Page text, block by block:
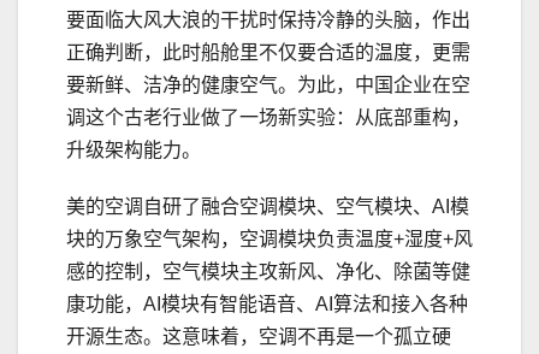
要面临大风大浪的干扰时保持冷静的头脑，作出
正确判断，此时船舱里不仅要合适的温度，更需
要新鲜、洁净的健康空气。为此，中国企业在空
调这个古老行业做了一场新实验：从底部重构，
升级架构能力。
美的空调自研了融合空调模块、空气模块、AI模
块的万象空气架构，空调模块负责温度+湿度+风
感的控制，空气模块主攻新风、净化、除菌等健
康功能，AI模块有智能语音、AI算法和接入各种
开源生态。这意味着，空调不再是一个孤立硬